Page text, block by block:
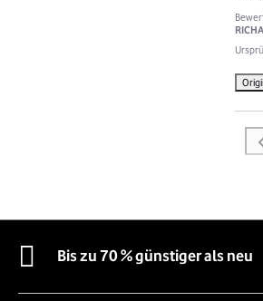
Bis zu 70 % günstiger als neu